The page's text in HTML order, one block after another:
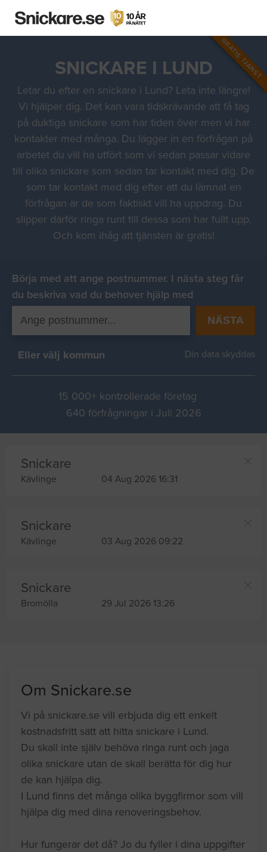
GRATIS TJÄNST
SNICKARE I LUND
Letar du efter en snickare i Lund? Leta inte längre!
Vi hjälper dig. Det kan vara tidskrävande att få tag
på duktiga snickare som har tiden över men vi har
kontakter med många. Du lägger in en förfrågan på
arbetet du vill ha utfört som vi sedan passar vidare
till olika snickare som sedan tar kontakt med dig. De
som tar kontakt med dig efter att du lämnat en
förfrågan är de som faktiskt vill ha uppdrag. Du
slipper därför ringa runt till dessa som har fullt upp.
Och kom ihåg att tjänsten är gratis!
Börja med att ange postnummer. I nästa steg får
du beskriva vad du behover hjälp med
NÄSTA
Eller välj kommun Din data skyddas
15 000+ kontrollerade företag
640 förfrågningar i Juli 2026
Snickare
Kävlinge 04 Aug 2026 16:31
Snickare
Kävlinge 03 Aug 2026 09:22
Snickare
Bromölla 29 Jul 2026 13:26
Om Snickare.se
Vi på snickare.se vill erbjuda dig ett enkelt
kostnadsfritt sätt att hitta snickare i Lund.
Du skall inte själv behöva ringa runt och jaga
olika snickare utan de skall berätta för dig hur
de kan hjälpa dig.
I Lund finns det många olika byggfirmor som vill
hjälpa dig med dina renoveringsbehov.
Hur fungerar det då? Jo du fyller i dina uppgifter